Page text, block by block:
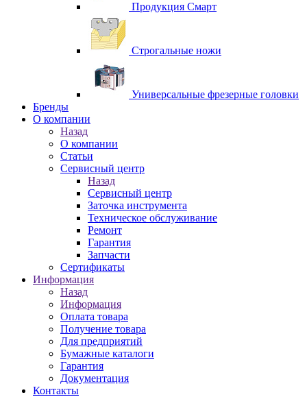
Продукция Смарт
Строгальные ножи
Универсальные фрезерные головки
Бренды
O компании
Назад
O компании
Статьи
Сервисный центр
Назад
Сервисный центр
Заточка инструмента
Техническое обслуживание
Ремонт
Гарантия
Запчасти
Сертификаты
Информация
Назад
Информация
Оплата товара
Получение товара
Для предприятий
Бумажные каталоги
Гарантия
Документация
Контакты